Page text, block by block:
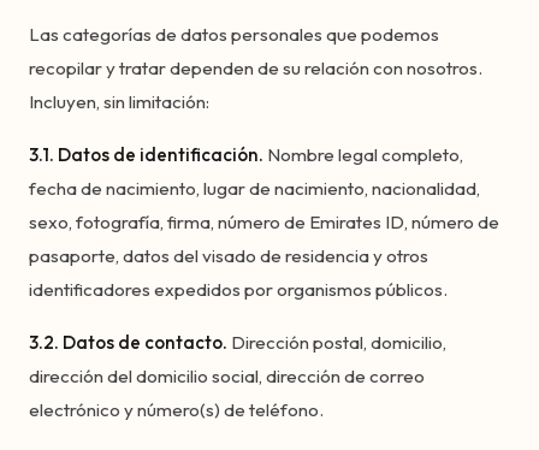
Las categorías de datos personales que podemos
recopilar y tratar dependen de su relación con nosotros.
Incluyen, sin limitación:
3.1. Datos de identificación. Nombre legal completo,
fecha de nacimiento, lugar de nacimiento, nacionalidad,
sexo, fotografía, firma, número de Emirates ID, número de
pasaporte, datos del visado de residencia y otros
identificadores expedidos por organismos públicos.
3.2. Datos de contacto. Dirección postal, domicilio,
dirección del domicilio social, dirección de correo
electrónico y número(s) de teléfono.